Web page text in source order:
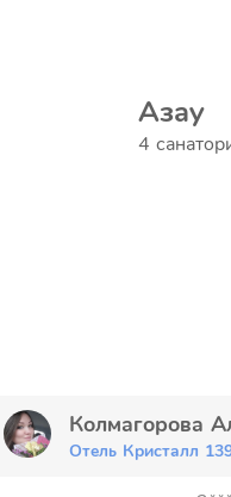
Азау
4
Колмагорова
Отель Кристалл